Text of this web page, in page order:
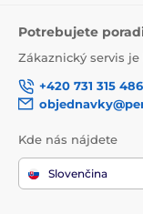
Potrebujete
Zákaznický servis
+420 731 315 486
Kde nás nájdete
Slovenčina